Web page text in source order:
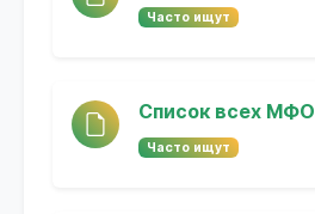
Часто ищут
Список всех МФО
Часто ищут